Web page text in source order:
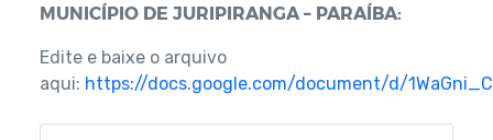
MUNICÍPIO DE JURIPIRANGA – PARAÍBA:
Edite e baixe o arquivo
aqui: https://docs.google.com/document/d/